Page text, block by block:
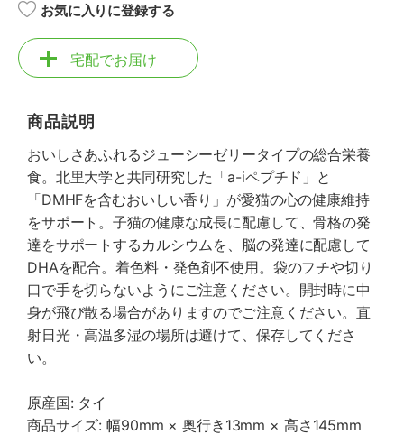
お気に入りに登録する
宅配でお届け
商品説明
おいしさあふれるジューシーゼリータイプの総合栄養
食。北里大学と共同研究した「a-iペプチド」と
「DMHFを含むおいしい香り」が愛猫の心の健康維持
をサポート。子猫の健康な成長に配慮して、骨格の発
達をサポートするカルシウムを、脳の発達に配慮して
DHAを配合。着色料・発色剤不使用。袋のフチや切り
口で手を切らないようにご注意ください。開封時に中
身が飛び散る場合がありますのでご注意ください。直
射日光・高温多湿の場所は避けて、保存してくださ
い。
原産国: タイ
商品サイズ: 幅90mm × 奥行き13mm × 高さ145mm